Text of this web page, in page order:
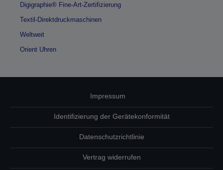
Digigraphie® Fine-Art-Zertifizierung
Textil-Direktdruckmaschinen
Weltweit
Orient Uhren
Impressum
Identifizierung der Gerätekonformität
Datenschutzrichtlinie
Vertrag widerrufen